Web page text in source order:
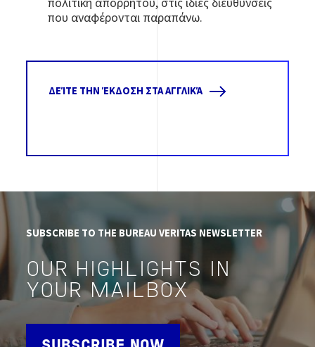
που αναφέρονται παραπάνω.
ΔΕΊΤΕ ΤΗΝ ΈΚΔΟΣΗ ΣΤΑ ΑΓΓΛΙΚΆ
SUBSCRIBE TO THE BUREAU VERITAS NEWSLETTER
OUR HIGHLIGHTS IN
YOUR MAILBOX